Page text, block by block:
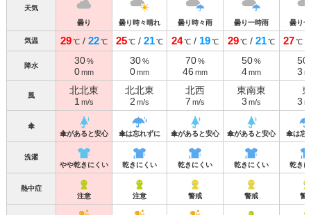
天気
曇り
曇り時々晴れ 曇り時々雨 曇り一時雨 曇り
気温 29℃/ 22℃ 25℃/ 21℃ 24℃/ 19℃ 29℃/ 21℃ 27℃/
降水 30%
0mm
30%
0mm
70%
46 mm
50%
4mm
50
3
風
北北東
1 m/s
北北東
2 m/s
北西
7 m/s
東南東
3 m/s
東
3
傘
傘があると安心
傘は忘れずに 傘があると安心 傘があると安心 傘は忘
洗濯
やや乾きにくい
乾きにくい 乾きにくい 乾きにくい 乾き
熱中症
注意
注意 警戒 警戒 警